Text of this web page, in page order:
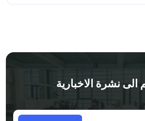
الى نشرة الاخبارية